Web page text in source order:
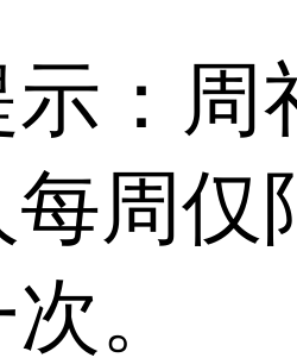
：周
周仅
。